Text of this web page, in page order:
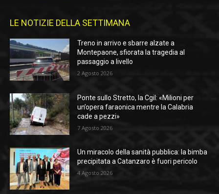
LE NOTIZIE DELLA SETTIMANA
Treno in arrivo e sbarre alzate a
Montepaone, sfiorata la tragedia al
passaggio a livello
2 Agosto 2026
Ponte sullo Stretto, la Cgil: «Milioni per
un’opera faraonica mentre la Calabria
cade a pezzi»
7 Agosto 2026
Un miracolo della sanità pubblica: la bimba
precipitata a Catanzaro è fuori pericolo
4 Agosto 2026